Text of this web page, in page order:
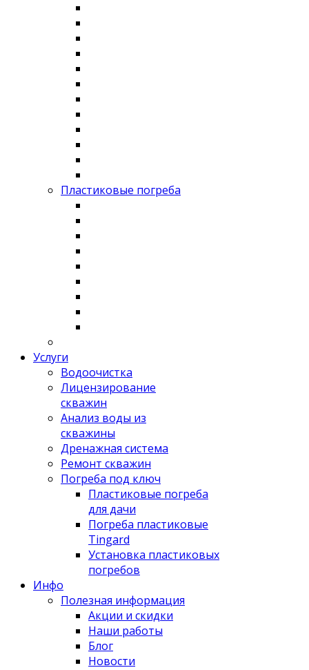
Пластиковые погреба
Услуги
Водоочистка
Лицензирование
скважин
Анализ воды из
скважины
Дренажная система
Ремонт скважин
Погреба под ключ
Пластиковые погреба
для дачи
Погреба пластиковые
Tingard
Установка пластиковых
погребов
Инфо
Полезная информация
Акции и скидки
Наши работы
Блог
Новости